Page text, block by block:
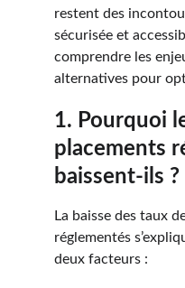
restent des
sécurisée et
comprendre les
alternatives pour
1. Pourquoi
placements
baissent-ils ?
La baisse des taux
réglementés
deux facteurs :